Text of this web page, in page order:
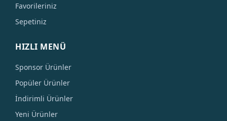
Favorileriniz
Sepetiniz
HIZLI MENÜ
Sponsor Ürünler
Popüler Ürünler
İndirimli Ürünler
Yeni Ürünler